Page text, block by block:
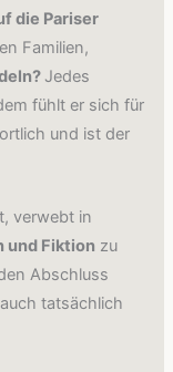
die Pariser
Familien,
Jedes
fühlt er sich für
und ist der
verwebt in
und Fiktion zu
Abschluss
tatsächlich